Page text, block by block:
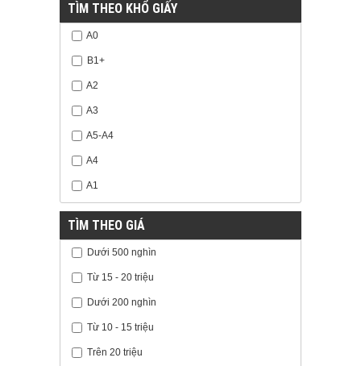
TÌM THEO KHỔ GIẤY
A0
B1+
A2
A3
A5-A4
A4
A1
TÌM THEO GIÁ
Dưới 500 nghìn
Từ 15 - 20 triệu
Dưới 200 nghìn
Từ 10 - 15 triệu
Trên 20 triệu